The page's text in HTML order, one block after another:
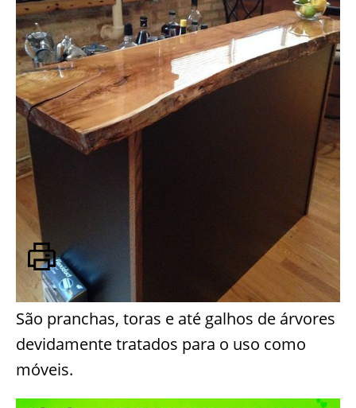
São pranchas, toras e até galhos de árvores
devidamente tratados para o uso como
móveis.